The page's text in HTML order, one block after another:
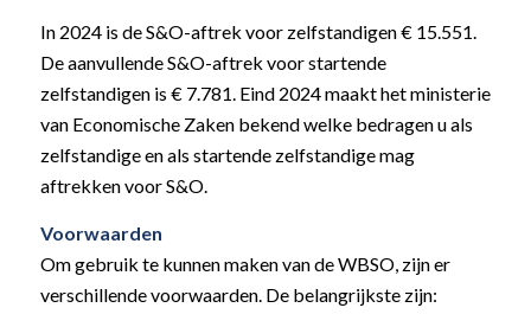
In 2024 is de S&O-aftrek voor zelfstandigen € 15.551.
De aanvullende S&O-aftrek voor startende
zelfstandigen is € 7.781. Eind 2024 maakt het ministerie
van Economische Zaken bekend welke bedragen u als
zelfstandige en als startende zelfstandige mag
aftrekken voor S&O.
Voorwaarden
Om gebruik te kunnen maken van de WBSO, zijn er
verschillende voorwaarden. De belangrijkste zijn: